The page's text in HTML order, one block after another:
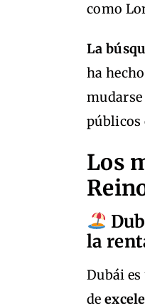
como
La
ha
públicos
Los
la
Dubái
de